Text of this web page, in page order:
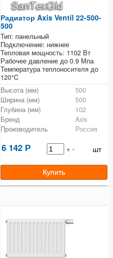
Радиатор Axis Ventil 22-500-
500
Тип: панельный
Подключение: нижнее
Тепловая мощность: 1102 Вт
Рабочее давление до 0.9 Мпа
Температура теплоносителя до
120°C
Высота (мм)
500
Ширина (мм)
500
Глубина (мм)
102
Бренд
Axis
Производитель
Россия
6 142 Р + - шт